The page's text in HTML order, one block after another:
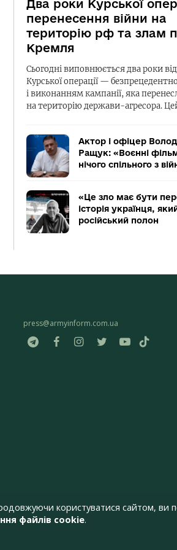
Два роки Курської
перенесення війни на
територію рф та злам
Кремля
Сьогодні виповнюється два роки
Курської операції —
і виконанням кампанії, яка
на територію держави-агресора.
Актор і офіцер
Ращук: «Воєнні
нічого спільного з
«Це зло має бути
історія українця,
російський полон
press@armyinform.com.ua
користуватися сайтом, ви
файлів cookie.